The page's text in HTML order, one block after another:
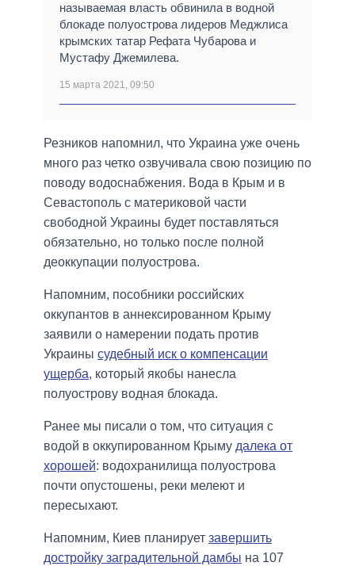
называемая власть обвинила в водной
блокаде полуострова лидеров Меджлиса
крымских татар Рефата Чубарова и
Мустафу Джемилева.
15 марта 2021, 09:50
Резников напомнил, что Украина уже очень
много раз четко озвучивала свою позицию по
поводу водоснабжения. Вода в Крым и в
Севастополь с материковой части
свободной Украины будет поставляться
обязательно, но только после полной
деоккупации полуострова.
Напомним, пособники российских
оккупантов в аннексированном Крыму
заявили о намерении подать против
Украины судебный иск о компенсации
ущерба, который якобы нанесла
полуострову водная блокада.
Ранее мы писали о том, что ситуация с
водой в оккупированном Крыму далека от
хорошей: водохранилища полуострова
почти опустошены, реки мелеют и
пересыхают.
Напомним, Киев планирует завершить
достройку заградительной дамбы на 107